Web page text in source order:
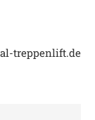
treppenlift.de